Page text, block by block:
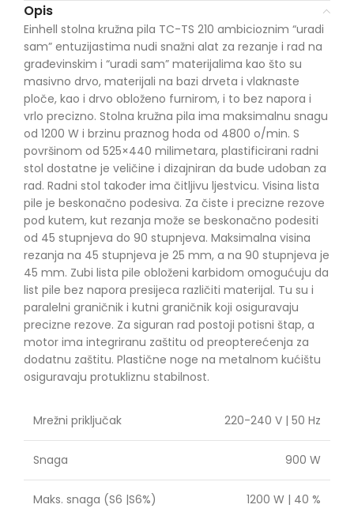
Opis
Einhell stolna kružna pila TC-TS 210 ambicioznim “uradi
sam” entuzijastima nudi snažni alat za rezanje i rad na
građevinskim i “uradi sam” materijalima kao što su
masivno drvo, materijali na bazi drveta i vlaknaste
ploče, kao i drvo obloženo furnirom, i to bez napora i
vrlo precizno. Stolna kružna pila ima maksimalnu snagu
od 1200 W i brzinu praznog hoda od 4800 o/min. S
površinom od 525×440 milimetara, plastificirani radni
stol dostatne je veličine i dizajniran da bude udoban za
rad. Radni stol također ima čitljivu ljestvicu. Visina lista
pile je beskonačno podesiva. Za čiste i precizne rezove
pod kutem, kut rezanja može se beskonačno podesiti
od 45 stupnjeva do 90 stupnjeva. Maksimalna visina
rezanja na 45 stupnjeva je 25 mm, a na 90 stupnjeva je
45 mm. Zubi lista pile obloženi karbidom omogućuju da
list pile bez napora presijeca različiti materijal. Tu su i
paralelni graničnik i kutni graničnik koji osiguravaju
precizne rezove. Za siguran rad postoji potisni štap, a
motor ima integriranu zaštitu od preopterećenja za
dodatnu zaštitu. Plastične noge na metalnom kućištu
osiguravaju protukliznu stabilnost.
Mrežni priključak 220-240 V | 50 Hz
Snaga 900 W
Maks. snaga (S6 |S6%) 1200 W | 40 %